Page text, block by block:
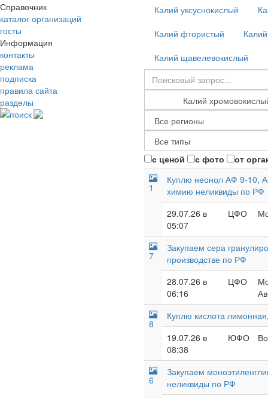
Справочник
каталог организаций
госты
Информация
контакты
реклама
подписка
правила сайта
разделы
поиск
Калий уксуснокислый
Калий фтористый
Калий щавелевокислый
с ценой с фото от
1
Куплю неонол АФ 9-10,
химию неликвиды по РФ
29.07.26 в
05:07
ЦФО
7
Закупаем сера
производстве по РФ
28.07.26 в
06:16
ЦФО
8
Куплю кислота
19.07.26 в
08:38
ЮФО
6
Закупаем
неликвиды по РФ